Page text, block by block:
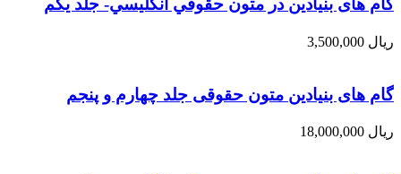
گام های بنیادین در متون حقوقي انگليسي- جلد يكم
ریال
گام های بنیادین متون حقوقی جلد چهارم و پنجم
ریال